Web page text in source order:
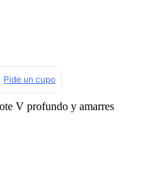
V profundo y amarres